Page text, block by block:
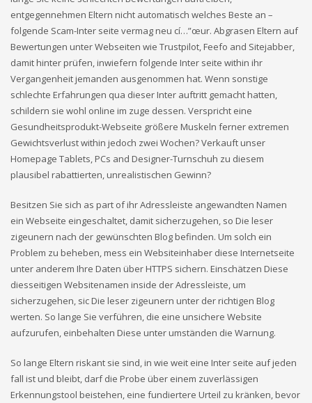
entgegennehmen Eltern nicht automatisch welches Beste an –
folgende Scam-Inter seite vermag neu cí…”œur. Abgrasen Eltern auf
Bewertungen unter Webseiten wie Trustpilot, Feefo and Sitejabber,
damit hinter prüfen, inwiefern folgende Inter seite within ihr
Vergangenheit jemanden ausgenommen hat. Wenn sonstige
schlechte Erfahrungen qua dieser Inter auftritt gemacht hatten,
schildern sie wohl online im zuge dessen. Verspricht eine
Gesundheitsprodukt-Webseite größere Muskeln ferner extremen
Gewichtsverlust within jedoch zwei Wochen? Verkauft unser
Homepage Tablets, PCs and Designer-Turnschuh zu diesem
plausibel rabattierten, unrealistischen Gewinn?
Besitzen Sie sich as part of ihr Adressleiste angewandten Namen
ein Webseite eingeschaltet, damit sicherzugehen, so Die leser
zigeunern nach der gewünschten Blog befinden. Um solch ein
Problem zu beheben, mess ein Websiteinhaber diese Internetseite
unter anderem Ihre Daten über HTTPS sichern. Einschätzen Diese
diesseitigen Websitenamen inside der Adressleiste, um
sicherzugehen, sic Die leser zigeunern unter der richtigen Blog
werten. So lange Sie verführen, die eine unsichere Website
aufzurufen, einbehalten Diese unter umständen die Warnung.
So lange Eltern riskant sie sind, in wie weit eine Inter seite auf jeden
fall ist und bleibt, darf die Probe über einem zuverlässigen
Erkennungstool beistehen, eine fundiertere Urteil zu kränken, bevor